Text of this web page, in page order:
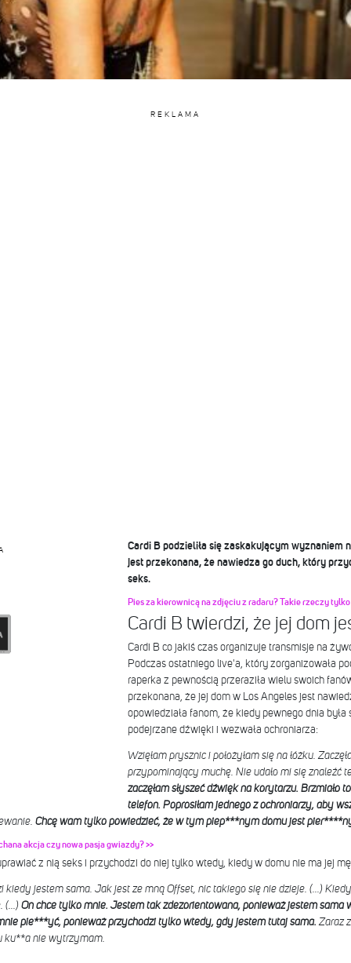
REKLAMA
Cardi B podzieliła się zaskakującym wyznaniem
jest przekonana, że nawiedza go duch, który
seks.
Pies za kierownicą na zdjęciu z radaru? Takie rzeczy tylko
Cardi B twierdzi, że jej dom
Cardi B co jakiś czas organizuje transmisje na
Podczas ostatniego live'a, który zorganizowała
raperka z pewnością przeraziła wielu swoich
przekonana, że jej dom w Los Angeles jest
opowiedziała fanom, że kiedy pewnego dnia była
podejrzane dźwięki i wezwała ochroniarza:
Wzięłam prysznic i położyłam się na łóżku.
przypominający muchę. Nie udało mi się znaleźć
zaczęłam słyszeć dźwięk na korytarzu. Brzmiało
telefon. Poprosiłam jednego z ochroniarzy, aby
Chcę wam tylko powiedzieć, że w tym piep***nym domu jest
akcja czy nowa pasja gwiazdy? >>
z nią seks i przychodzi do niej tylko wtedy, kiedy w domu nie ma jej
kiedy jestem sama. Jak jest ze mną Offset, nic takiego się nie dzieje. (...)
(...) On chce tylko mnie. Jestem tak zdezorientowana, ponieważ jestem
pie***yć, ponieważ przychodzi tylko wtedy, gdy jestem tutaj sama.Zaraz
ku**a nie wytrzymam.